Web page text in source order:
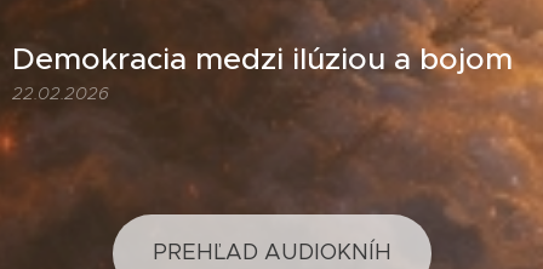
Demokracia medzi ilúziou a bojom
22.02.2026
PREHĽAD AUDIOKNÍH